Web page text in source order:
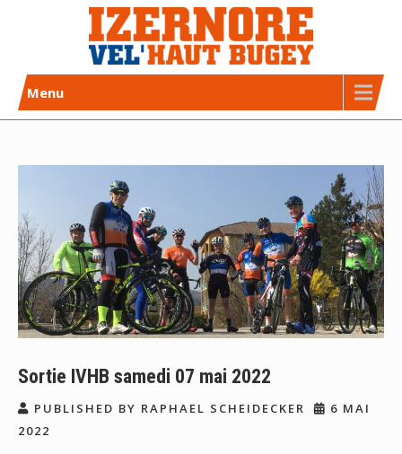
Izernore Vel’Haut Bugey
CLUB DE CYCLISME AFFILIÉ FFC
Menu
Sortie IVHB samedi 07 mai 2022
PUBLISHED BY RAPHAEL SCHEIDECKER
6 MAI
2022